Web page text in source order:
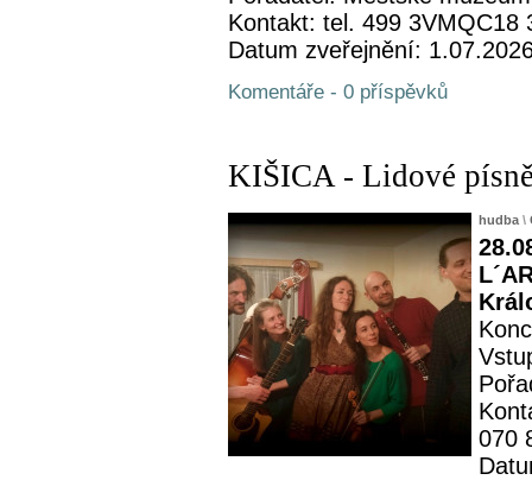
Kontakt: tel. 499 3VMQC18
Datum zveřejnění:
Komentáře - 0 příspěvků
KIŠICA - Lidové
hudba \
070